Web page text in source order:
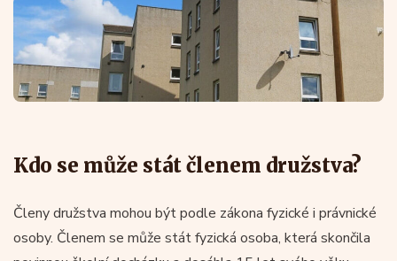
Kdo se může stát členem družstva?
Členy družstva mohou být podle zákona fyzické i právnické
osoby. Členem se může stát fyzická osoba, která skončila